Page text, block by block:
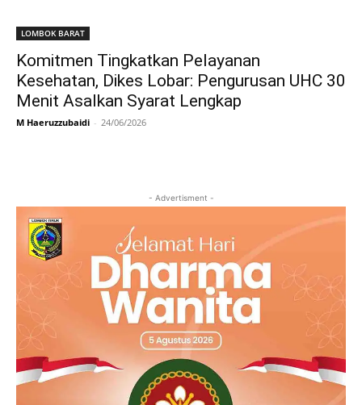
LOMBOK BARAT
Komitmen Tingkatkan Pelayanan
Kesehatan, Dikes Lobar: Pengurusan UHC 30
Menit Asalkan Syarat Lengkap
M Haeruzzubaidi - 24/06/2026
- Advertisment -